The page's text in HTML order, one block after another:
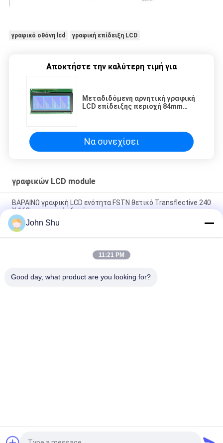
γραφικό οθόνη lcd γραφική επίδειξη LCD
Αποκτήστε την καλύτερη τιμή για
Μεταδιδόμενη αρνητική γραφική
LCD επίδειξης περιοχή 84mm
Να συνεχίσει
γραφικών LCD module
ΒΑΡΑΙΝΩ γραφική LCD ενότητα FSTN θετικό Transflective 240
X 160 με τη γωνία 6 η ώρα
5V STN κιτρινοπράσινη γραφική LCD επίδειξη 192 X 32,
γραφική ενότητα επίδειξης LCD
Μπλε γραφική LCD ενότητα 122 X 32 ΣΠΑΔΙΚΩΝ STN με άσπρο
John Shu
11:21 PM
Good day, what product are you looking for?